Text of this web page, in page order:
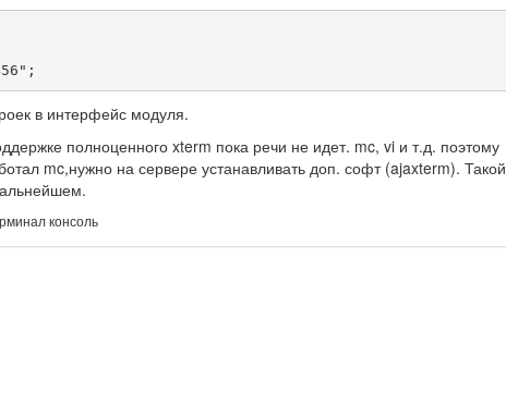
в интерфейс модуля.
полноценного xterm пока речи не идет. mc, vi и т.д. поэтому
mc,нужно на сервере устанавливать доп. софт (ajaxterm). Такой
консоль